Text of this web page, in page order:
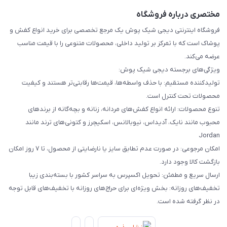
مختصری درباره فروشگاه
فروشگاه اینترنتی دیجی شیک پوش یک مرجع تخصصی برای خرید انواع کفش و
پوشاک است که با تمرکز بر تولید داخلی، محصولات متنوعی را با قیمت مناسب
عرضه می‌کند.
ویژگی‌های برجسته دیجی شیک پوش:
تولیدکننده مستقیم: با حذف واسطه‌ها، قیمت‌ها رقابتی‌تر هستند و کیفیت
محصولات تحت کنترل است.
تنوع محصولات: ارائه انواع کفش‌های مردانه، زنانه و بچه‌گانه از برندهای
محبوب مانند نایک، آدیداس، نیوبالانس، اسکیچرز و کتونی‌های ترند مانند
Jordan
امکان مرجوعی: در صورت عدم تطابق سایز یا نارضایتی از محصول، تا ۷ روز امکان
بازگشت کالا وجود دارد.
ارسال سریع و مطمئن: تحویل اکسپرس به سراسر کشور با بسته‌بندی زیبا
تخفیف‌های روزانه: بخش ویژه‌ای برای حراج‌های روزانه با تخفیف‌های قابل توجه
در نظر گرفته شده است.